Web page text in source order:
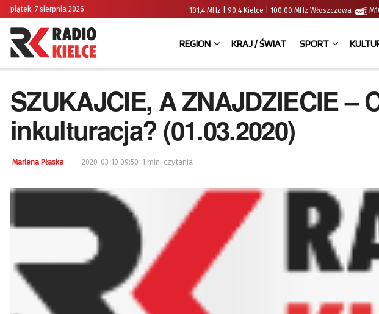
piątek, 7 sierpnia 2026 101,4 MHz | 90,4 Kielce | 100,00 MHz Włoszczowa
REGION KRAJ / ŚWIAT SPORT
SZUKAJCIE, A ZNAJDZIECIE –
inkulturacja? (01.03.2020)
Marlena Płaska 2020-03-10 09:50 1 min. czytania